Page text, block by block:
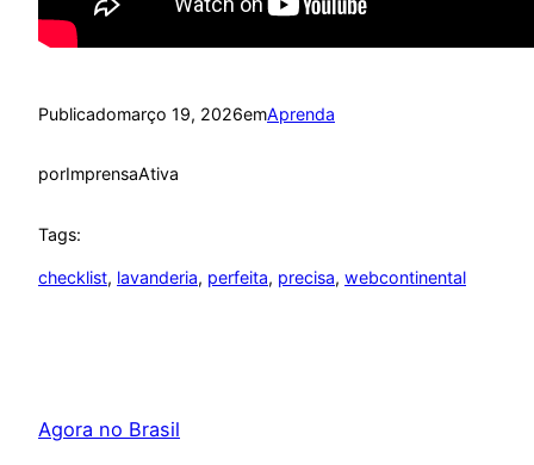
Publicadomarço 19, 2026emAprenda
porImprensaAtiva
Tags:
checklist, lavanderia, perfeita, precisa, webcontinental
Agora no Brasil